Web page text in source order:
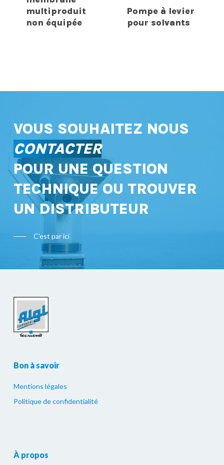
multiproduit
non équipée
Pompe à levier
pour solvants
VOUS SOUHAITEZ NOUS
CONTACTER
POUR UNE QUESTION
TECHNIQUE OU TROUVER
UN DISTRIBUTEUR
C'est par ici
Bon à savoir
Mentions légales
Politique de confidentialité
À propos